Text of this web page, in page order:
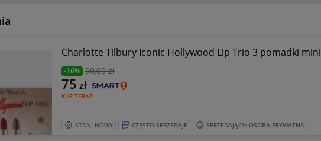
Charlotte Tilbury Iconic Hollywood Lip Trio 3 pomadki mini
-16% 90,00 zł
KUP TERAZ
75 zł
STAN: NOWY CZĘSTO SPRZEDAJE SPRZEDAJĄCY: OSOBA PRYWATNA